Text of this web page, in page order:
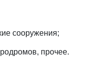
сооружения;
прочее.